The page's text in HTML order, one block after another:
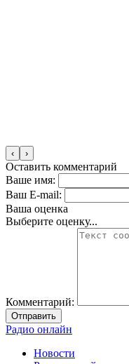
‹ ›
Оставить комментарий
Ваше имя:
Ваш E-mail:
Ваша оценка
Выберите оценку...
Комментарий:
Отправить
Радио онлайн
Новости